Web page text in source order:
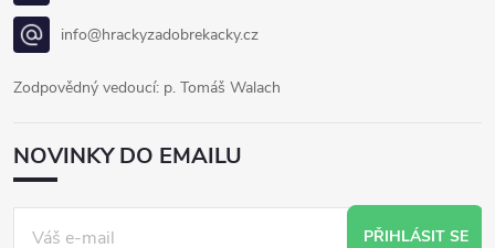
info@hrackyzadobrekacky.cz
Zodpovědný vedoucí: p. Tomáš Walach
NOVINKY DO EMAILU
PŘIHLÁSIT SE